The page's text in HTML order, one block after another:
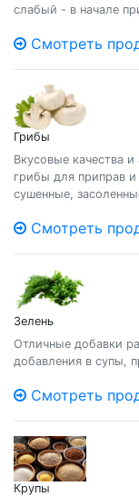
слабый - в начале
Смотреть
Грибы
Вкусовые качества
грибы для приправ
сушенные,
Смотреть
Зелень
Отличные добавки
добавления в супы,
Смотреть
Крупы